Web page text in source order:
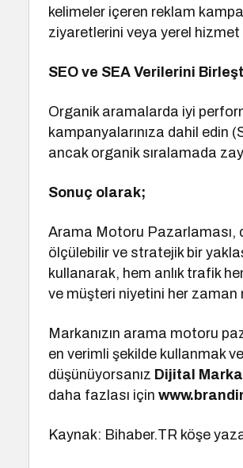
kelimeler içeren reklam
ziyaretlerini veya yerel hizmet
SEO ve SEA Verilerini
Organik aramalarda iyi
kampanyalarınıza dahil edin
ancak organik sıralamada
Sonuç olarak;
Arama Motoru Pazarlaması,
ölçülebilir ve stratejik bir
kullanarak, hem anlık trafik
ve müşteri niyetini her
Markanızın arama motoru
en verimli şekilde kullanmak
düşünüyorsanız Dijital
daha fazlası için
Kaynak: Bihaber.TR köşe